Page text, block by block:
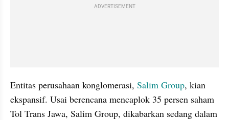
ADVERTISEMENT
Entitas perusahaan konglomerasi, Salim Group, kian
ekspansif. Usai berencana mencaplok 35 persen saham
Tol Trans Jawa, Salim Group, dikabarkan sedang dalam